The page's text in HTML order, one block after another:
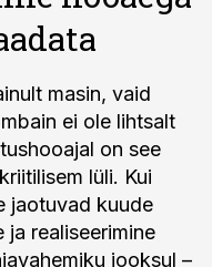
masin, vaid
ei ole lihtsalt
on see
lüli. Kui
jaotuvad kuude
ja realiseerimine
jooksul –